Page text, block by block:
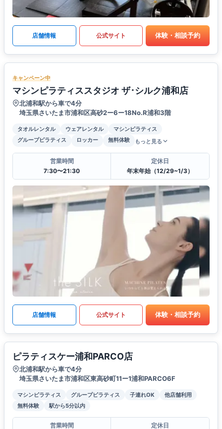
店舗情報 公式サイト 体験・相談予約
キャンペーン中
マシンピラティススタジオ ザ･シルク浦和店
北浦和駅から車で4分
埼玉県さいたま市浦和区高砂2ー6ー18No.R浦和3階
タオルレンタル ウェアレンタル
マシンピラティス
グループピラティス
ロッカー 無料体験 もっと見る
営業時間
7:30〜21:30
定休日
年末年始（12/29~1/3）
店舗情報 公式サイト 体験・相談予約
ピラティスケー浦和PARCO店
北浦和駅から車で4分
埼玉県さいたま市浦和区東高砂町11ー1浦和PARCO6F
マシンピラティス グループピラティス 子連れOK
他店舗利用
無料体験
駅から5分以内
営業時間
定休日